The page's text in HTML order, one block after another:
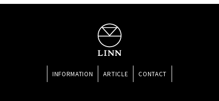
INFORMATION ARTICLE CONTACT